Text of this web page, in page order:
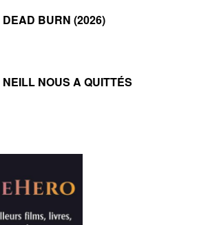
DEAD BURN (2026)
NOUS A QUITTÉS